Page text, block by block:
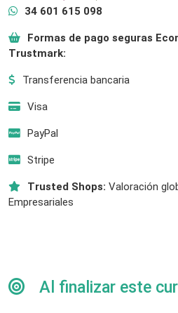
34 601 615 098
Formas de pago seguras
Trustmark:
Transferencia bancaria
Visa
PayPal
Stripe
Trusted Shops: Valoración
Empresariales
Al finalizar este